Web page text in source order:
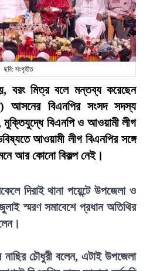
ছবি: সংগৃহীত
বরং মিত্র বলে মন্তব্য করেছেন
আসনের বিএনপির সংসদ সদস্য
মুক্তিযুদ্ধে বিএনপি ও আওয়ামী লীগ
আওয়ামী লীগ বিএনপির সঙ্গে
আর কোনো বিকল্প নেই।
দিরাই থানা পয়েন্টে উপজেলা ও
স্মরণ সমাবেশে প্রধান অতিথির
নাছির চৌধুরী বলেন, এটাই উপজেলা